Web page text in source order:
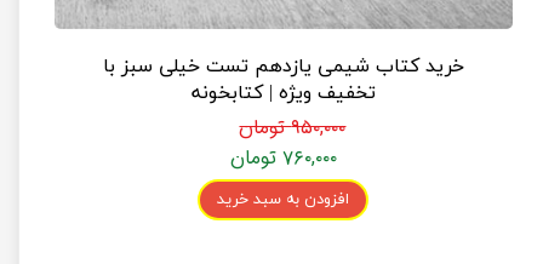
خرید کتاب شیمی یازدهم تست خیلی سبز با
تخفیف ویژه | کتابخونه
۹۵۰,۰۰۰ تومان
۷۶۰,۰۰۰ تومان
افزودن به سبد خرید